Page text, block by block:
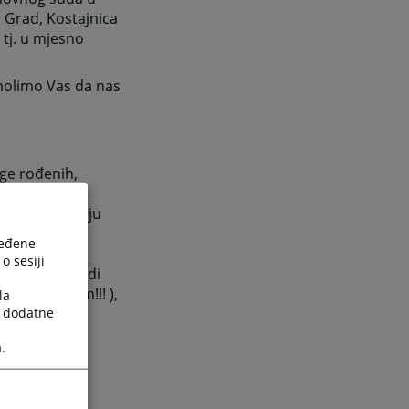
Kostajnica
u mjesno
Vas da nas
rođenih,
tumaču radi
pečetom!!! ),
sesiji